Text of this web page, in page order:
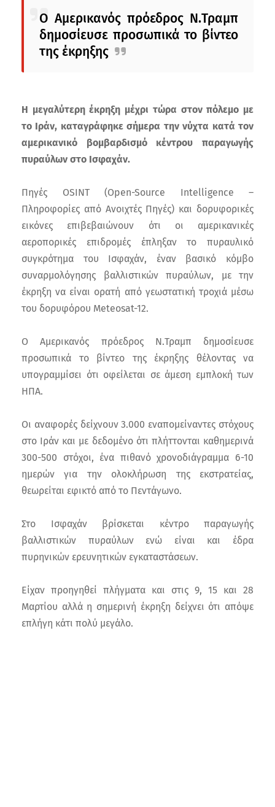
Ο Αμερικανός πρόεδρος Ν.Τραμπ
δημοσίευσε προσωπικά το βίντεο
της έκρηξης
H μεγαλύτερη έκρηξη μέχρι τώρα στον πόλεμο με
το Ιράν, καταγράφηκε σήμερα την νύχτα κατά τον
αμερικανικό βομβαρδισμό κέντρου παραγωγής
πυραύλων στο Ισφαχάν.
Πηγές OSINT (Open-Source Intelligence –
Πληροφορίες από Ανοιχτές Πηγές) και δορυφορικές
εικόνες επιβεβαιώνουν ότι οι αμερικανικές
αεροπορικές επιδρομές έπληξαν το πυραυλικό
συγκρότημα του Ισφαχάν, έναν βασικό κόμβο
συναρμολόγησης βαλλιστικών πυραύλων, με την
έκρηξη να είναι ορατή από γεωστατική τροχιά μέσω
του δορυφόρου Meteosat-12.
Ο Αμερικανός πρόεδρος Ν.Τραμπ δημοσίευσε
προσωπικά το βίντεο της έκρηξης θέλοντας να
υπογραμμίσει ότι οφείλεται σε άμεση εμπλοκή των
ΗΠΑ.
Οι αναφορές δείχνουν 3.000 εναπομείναντες στόχους
στο Ιράν και με δεδομένο ότι πλήττονται καθημερινά
300-500 στόχοι, ένα πιθανό χρονοδιάγραμμα 6-10
ημερών για την ολοκλήρωση της εκστρατείας,
θεωρείται εφικτό από το Πεντάγωνο.
Στο Ισφαχάν βρίσκεται κέντρο παραγωγής
βαλλιστικών πυραύλων ενώ είναι και έδρα
πυρηνικών ερευνητικών εγκαταστάσεων.
Είχαν προηγηθεί πλήγματα και στις 9, 15 και 28
Μαρτίου αλλά η σημερινή έκρηξη δείχνει ότι απόψε
επλήγη κάτι πολύ μεγάλο.